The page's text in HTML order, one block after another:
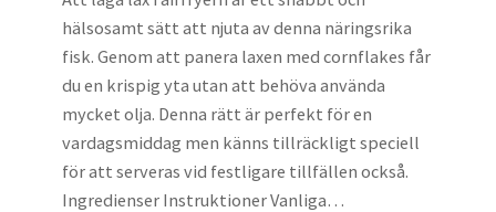
hälsosamt sätt att njuta av denna näringsrika
fisk. Genom att panera laxen med cornflakes får
du en krispig yta utan att behöva använda
mycket olja. Denna rätt är perfekt för en
vardagsmiddag men känns tillräckligt speciell
för att serveras vid festligare tillfällen också.
Ingredienser Instruktioner Vanliga…